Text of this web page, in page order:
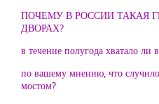
ПОЧЕМУ В РОССИИ ТАКАЯ
ДВОРАХ?
в течение полугода хватало ли
по вашему мнению, что
мостом?